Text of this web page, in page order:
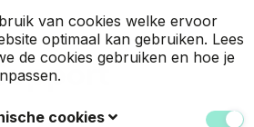
van cookies welke ervoor
optimaal kan gebruiken. Lees
de cookies gebruiken en hoe je
cookies